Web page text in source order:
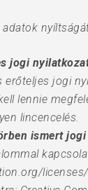
jogi
erőteljes jogi
lennie
lincencelés.
ismert